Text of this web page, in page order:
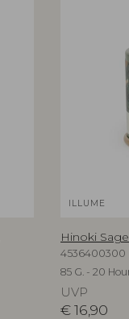
ILLUME
Hinoki
4536400300
85 G. - 20
UVP
€16,90